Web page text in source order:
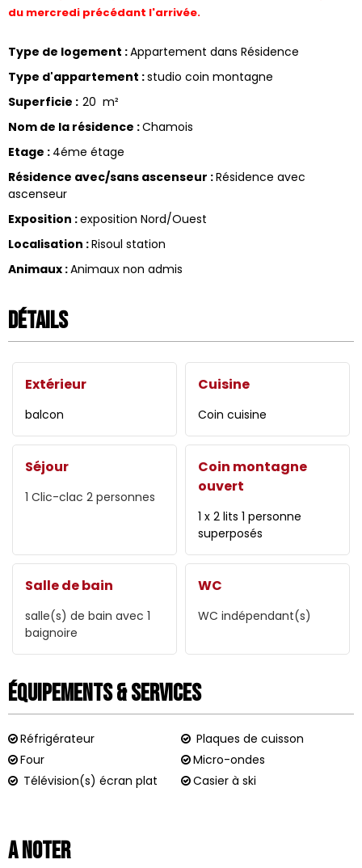
du mercredi précédant l'arrivée.
Type de logement :Appartement dans Résidence
Type d'appartement :studio coin montagne
Superficie : 20 m²
Nom de la résidence :Chamois
Etage : 4éme étage
Résidence avec/sans ascenseur :Résidence avec
ascenseur
Exposition :exposition Nord/Ouest
Localisation :Risoul station
Animaux :Animaux non admis
Détails
Extérieur
balcon
Cuisine
Coin cuisine
Séjour
1 Clic-clac 2 personnes
Coin montagne
ouvert
1 x 2 lits 1 personne
superposés
Salle de bain
salle(s) de bain avec 1
baignoire
WC
WC indépendant(s)
Équipements & Services
Réfrigérateur
Plaques de cuisson
Four
Micro-ondes
Télévision(s) écran plat
Casier à ski
A noter